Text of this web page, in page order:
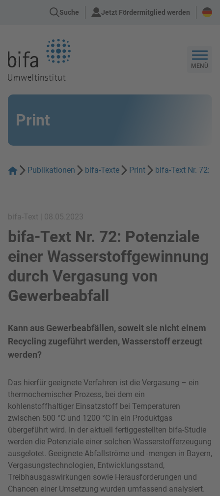
Suche Jetzt Fördermitglied werden
MENÜ
Print
Publikationen bifa-Texte Print bifa-Text Nr. 72:
bifa-Text | 08.05.2023
bifa-Text Nr. 72: Potenziale
einer Wasserstoffgewinnung
durch Vergasung von
Gewerbeabfall
Kann aus Gewerbeabfällen, soweit sie nicht einem
Recycling zugeführt werden, Wasserstoff erzeugt
werden?
Das hierfür geeignete Verfahren ist die Vergasung – ein
thermochemischer Prozess, bei dem ein
kohlenstoffhaltiger Einsatzstoff bei Temperaturen
zwischen 500 °C und 1200 °C in ein Produktgas
übergeführt wird. In der aktuell fertiggestellten bifa-Studie
werden die Potenziale einer solchen Wasserstofferzeugung
ausgelotet. Geeignete Abfallströme und -mengen in Bayern,
Vergasungstechnologien, Entwicklungsstand,
Treibhausgaswirkungen sowie Herausforderungen und
Chancen einer Umsetzung wurden umfassend analysiert.